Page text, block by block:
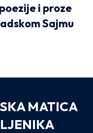
i proze
Sajmu
MATICA